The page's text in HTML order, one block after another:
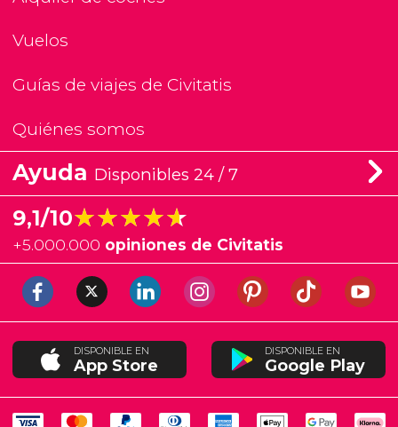
Vuelos
Guías de viajes de Civitatis
Quiénes somos
Ayuda Disponibles 24 / 7
9,1/10★★★★★
★★★★★
+5.000.000 opiniones de Civitatis
DISPONIBLE EN
App Store
DISPONIBLE EN
Google Play